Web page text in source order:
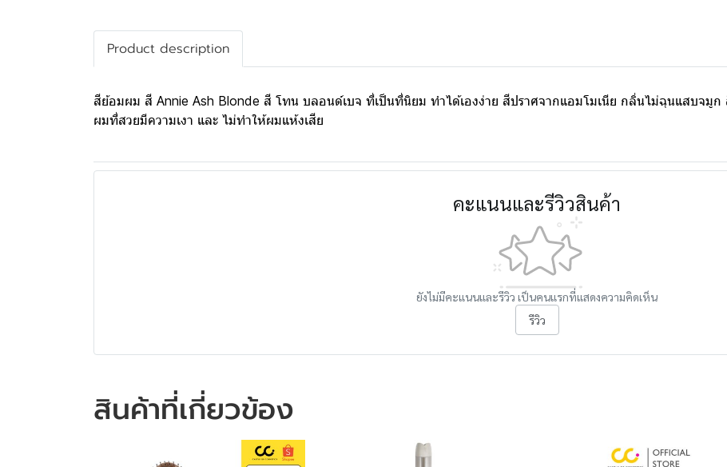
Product description
สีย้อมผม สี Annie Ash Blonde สี โทน บลอนด์เบจ ที่เป็นที่นิยม ทำได้เองง่าย สีปราศจากแอมโมเนีย กลิ่นไม่ฉุนแสบจมู
ผมที่สวยมีความเงา และ ไม่ทำให้ผมแห้งเสีย
คะแนนและรีวิวสินค้า
ยังไม่มีคะแนนและรีวิว เป็นคนแรกที่แสดงความคิดเห็น
รีวิว
สินค้าที่เกี่ยวข้อง